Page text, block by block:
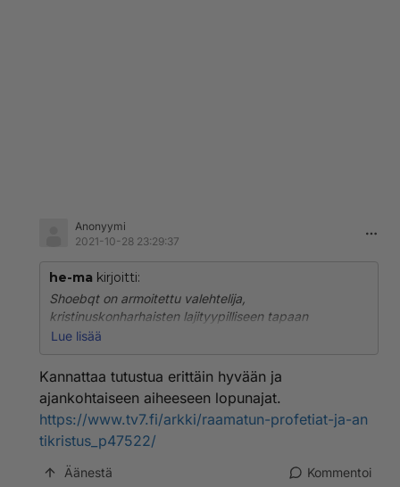
Anonyymi
2021-10-28 23:29:37
he-ma kirjoitti:
Shoebqt on armoitettu valehtelija,
kristinuskonharhaisten lajityypilliseen tapaan
https://en.m.wikipedia.org/wiki/Walid_Shoebat
Lue lisää
Kannattaa tutustua erittäin hyvään ja
ajankohtaiseen aiheeseen lopunajat.
https://www.tv7.fi/arkki/raamatun-profetiat-ja-an
tikristus_p47522/
Äänestä Kommentoi